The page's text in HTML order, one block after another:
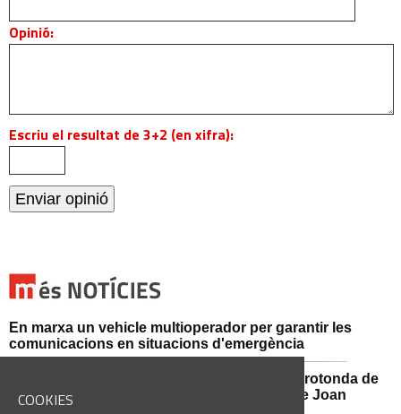
COOKIES
Opinió:
Escriu el resultat de 3+2 (en xifra):
En marxa un vehicle multioperador per garantir les
comunicacions en situacions d'emergència
Afectacions al trànsit aquest divendres a la rotonda de
l'Avinguda dels Dolors amb el carrer Alcalde Joan